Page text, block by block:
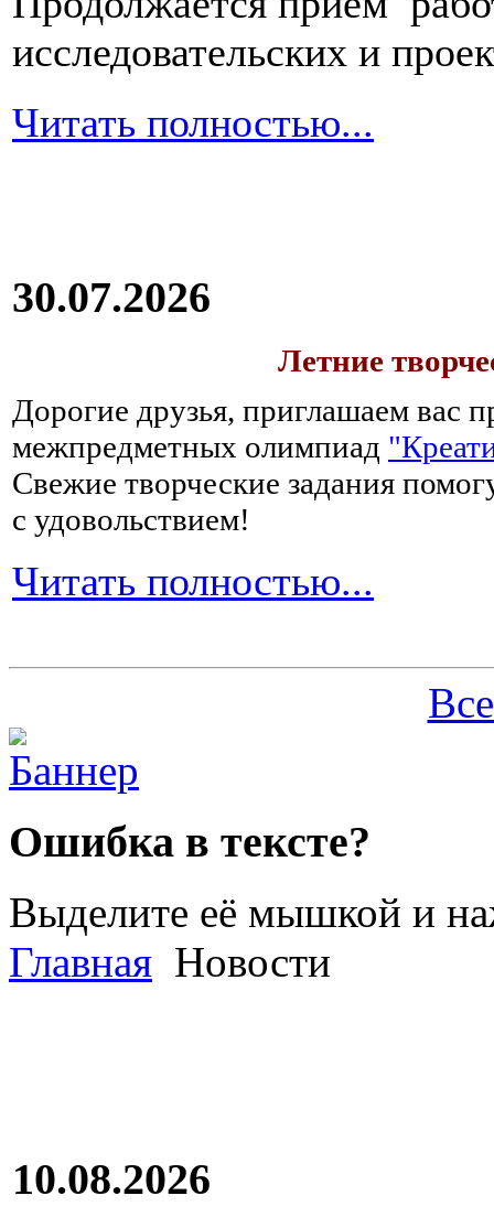
исследовательских и
Читать полностью...
30.07.2026
Летние
Дорогие друзья, приглашаем вас
межпредметных олимпиад
Свежие творческие задания
с удовольствием!
Читать полностью...
Ошибка в тексте?
Выделите её мышкой и
Главная Новости
10.08.2026